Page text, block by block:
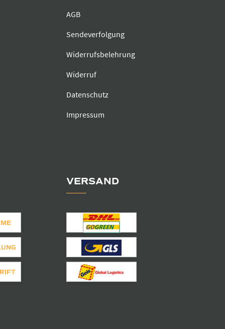
AGB
Sendeverfolgung
Widerrufsbelehrung
Widerruf
Datenschutz
Impressum
VERSAND